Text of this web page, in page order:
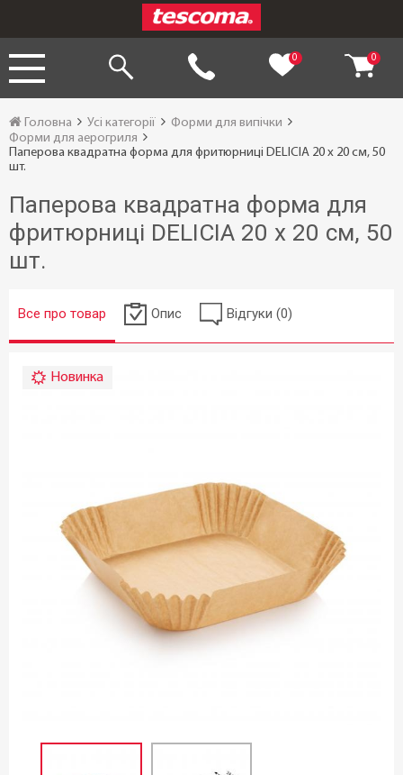
0 0
Головна Усі категорії
Форми для випічки
Форми для аерогриля
Паперова квадратна форма для фритюрниці DELICIA 20 х 20 см, 50
шт.
Паперова квадратна форма для
фритюрниці DELICIA 20 х 20 см, 50
шт.
Все про товар Опис Відгуки (0)
Новинка